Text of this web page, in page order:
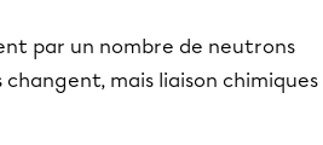
par un nombre de neutrons
mais liaison chimiques